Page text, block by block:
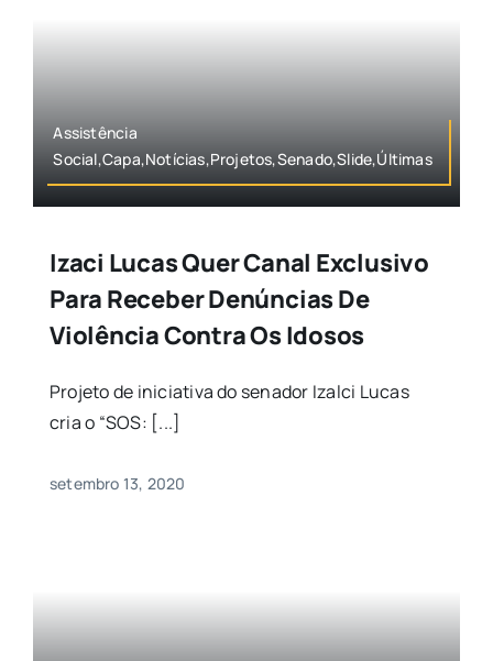
Assistência
Social,Capa,Notícias,Projetos,Senado,Slide,Últimas
Izaci Lucas Quer Canal Exclusivo
Para Receber Denúncias De
Violência Contra Os Idosos
Projeto de iniciativa do senador Izalci Lucas
cria o “SOS: [...]
setembro 13, 2020